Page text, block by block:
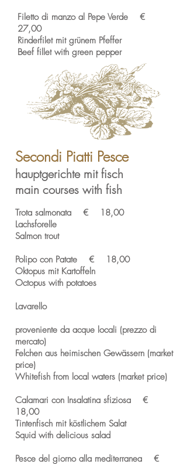
Filetto di manzo al Pepe Verde €
27,00
Rinderfilet mit grünem Pfeffer
Beef fillet with green pepper
Secondi Piatti Pesce
hauptgerichte mit fisch
main courses with fish
Trota salmonata € 18,00
Lachsforelle
Salmon trout
Polipo con Patate € 18,00
Oktopus mit Kartoffeln
Octopus with potatoes
Lavarello
proveniente da acque locali (prezzo di
mercato)
Felchen aus heimischen Gewässern (market
price)
Whitefish from local waters (market price)
Calamari con Insalatina sfiziosa €
18,00
Tintenfisch mit köstlichem Salat
Squid with delicious salad
Pesce del giorno alla mediterranea €